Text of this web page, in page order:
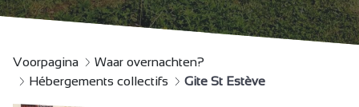
Voorpagina
Waar overnachten?
Hébergements collectifs
Gite St Estève